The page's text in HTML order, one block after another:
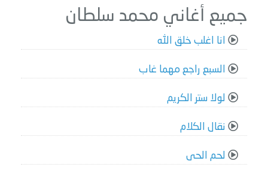
جميع أغاني محمد سلطان
انا اغلب خلق الله
السبع راجع مهما غاب
لولا ستر الكريم
نقال الكلام
لحم الحى